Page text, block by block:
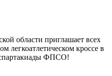
области приглашает всех
легкоатлетическом кроссе в
ФПСО!